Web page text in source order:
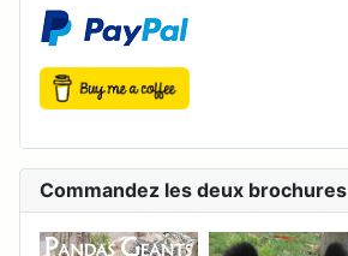
Commandez les deux brochures